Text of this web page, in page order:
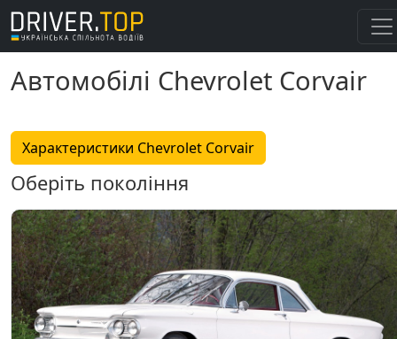
Автомобілі Chevrolet Corvair
Характеристики Chevrolet Corvair
Оберіть покоління